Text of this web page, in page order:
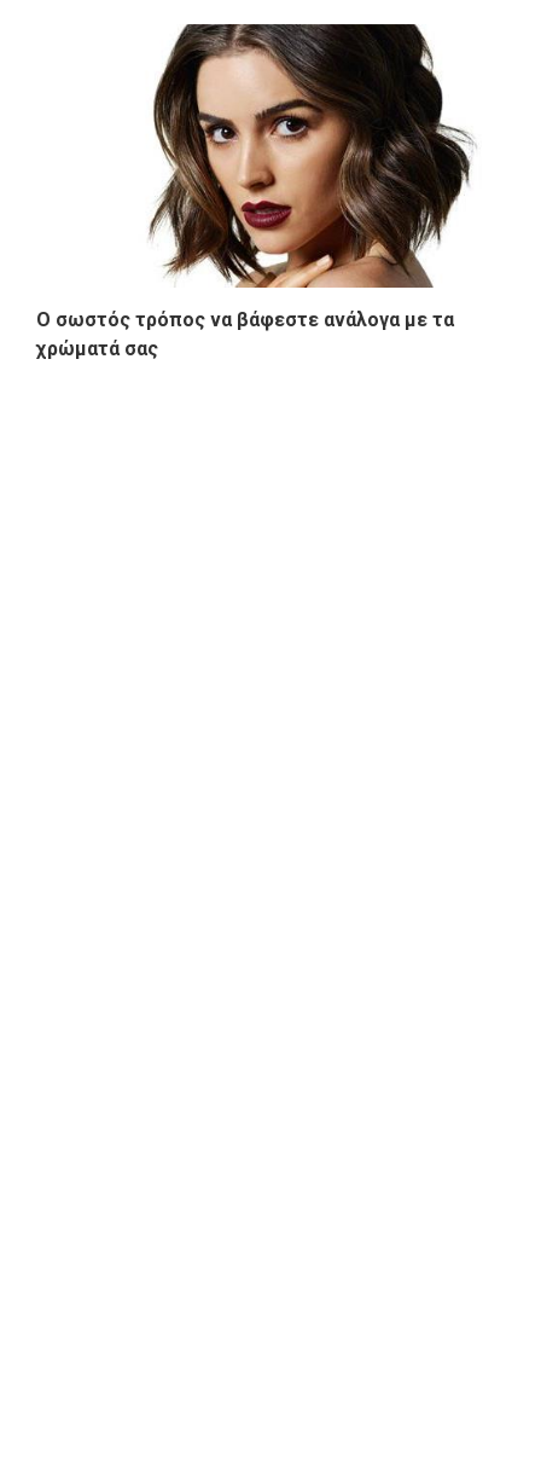
Ο σωστός τρόπος να βάφεστε ανάλογα με τα
χρώματά σας